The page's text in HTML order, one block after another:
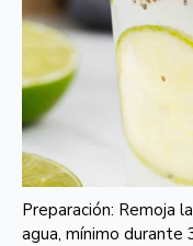
Preparación: Remoja
agua, mínimo durante